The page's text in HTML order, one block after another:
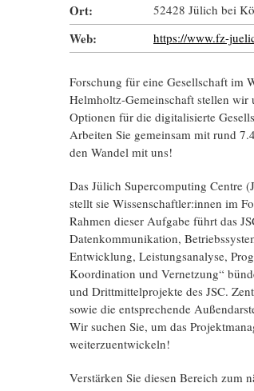
Ort: 52428 Jülich bei
Web: https://www.fz-
Forschung für eine Gesell­schaft im
Helmholtz-Gemein­schaft stellen wir
Optionen für die digi­tali­sierte
Arbeiten Sie gemein­sam mit rund
den Wandel mit uns!
Das Jülich Supercomputing Centre
stellt sie Wissenschaftler:innen im
Rahmen dieser Aufgabe führt das
Datenkommunikation,
Entwicklung, Leistungsanalyse,
Koordination und Vernetzung“
und Dritt­mittel­projekte des JSC.
sowie die entsprechende
Wir suchen Sie, um das
weiterzuentwickeln!
Verstärken Sie diesen Bereich zum